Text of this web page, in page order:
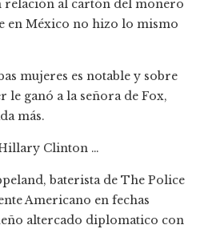
relación al cartón del monero
en México no hizo lo mismo
mujeres es notable y sobre
ganó a la señora de Fox,
más.
Clinton …
baterista de The Police
Americano en fechas
altercado diplomatico con